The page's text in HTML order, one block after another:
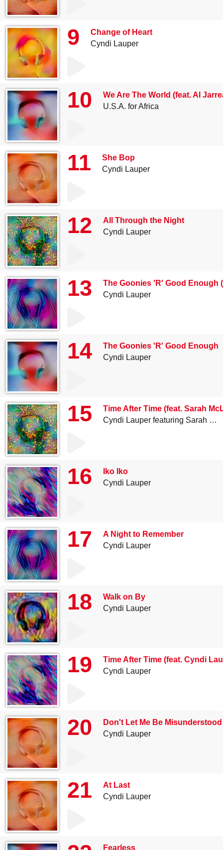
9
Change of Heart
Cyndi Lauper
10
We Are The World (feat. Al
U.S.A. for Africa
11
She Bop
Cyndi Lauper
12
All Through the Night
Cyndi Lauper
13
The Goonies 'R' Good Enough
Cyndi Lauper
14
The Goonies 'R' Good Enough
Cyndi Lauper
15
Time After Time (feat. Sarah
Cyndi Lauper featuring Sarah McLachlan
16
Iko Iko
Cyndi Lauper
17
A Night to Remember
Cyndi Lauper
18
Walk on By
Cyndi Lauper
19
Time After Time (feat. Cyndi
Cyndi Lauper
20
Don't Let Me Be Misunderstood
Cyndi Lauper
21
At Last
Cyndi Lauper
Fearless